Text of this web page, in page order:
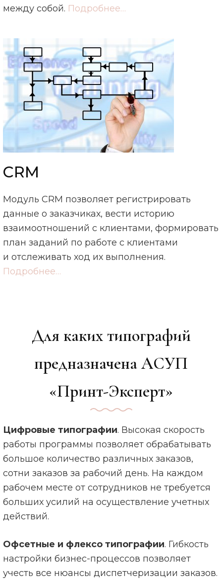
между собой. Подробнее…
CRM
Модуль CRM позволяет регистрировать
данные о заказчиках, вести историю
взаимоотношений с клиентами, формировать
план заданий по работе с клиентами
и отслеживать ход их выполнения.
Подробнее…
Для каких типографий
предназначена АСУП
«Принт-Эксперт»
Цифровые типографии. Высокая скорость
работы программы позволяет обрабатывать
большое количество различных заказов,
сотни заказов за рабочий день. На каждом
рабочем месте от сотрудников не требуется
больших усилий на осуществление учетных
действий.
Офсетные и флексо типографии. Гибкость
настройки бизнес-процессов позволяет
учесть все нюансы диспетчеризации заказов.